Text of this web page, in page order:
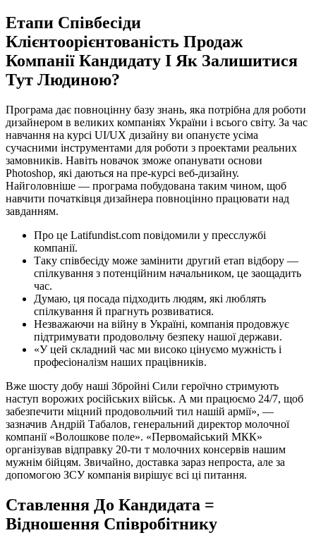
Етапи Співбесіди
Клієнтоорієнтованість Продаж
Компанії Кандидату І Як Залишитися
Тут Людиною?
Програма дає повноцінну базу знань, яка потрібна для роботи
дизайнером в великих компаніях України і всього світу. За час
навчання на курсі UI/UX дизайну ви опануєте усіма
сучасними інструментами для роботи з проектами реальних
замовників. Навіть новачок зможе опанувати основи
Photoshop, які даються на пре-курсі веб-дизайну.
Найголовніше — програма побудована таким чином, щоб
навчити початківця дизайнера повноцінно працювати над
завданням.
Про це Latifundist.com повідомили у пресслужбі
компанії.
Таку співбесіду може замінити другий етап відбору —
спілкування з потенційним начальником, це заощадить
час.
Думаю, ця посада підходить людям, які люблять
спілкування й прагнуть розвиватися.
Незважаючи на війну в Україні, компанія продовжує
підтримувати продовольчу безпеку нашої держави.
«У цей складний час ми високо цінуємо мужність і
професіоналізм наших працівників.
Вже шосту добу наші Збройні Сили героїчно стримують
наступ ворожих російських військ. А ми працюємо 24/7, щоб
забезпечити міцний продовольчий тил нашій армії», —
зазначив Андрій Табалов, генеральний директор молочної
компанії «Волошкове поле». «Первомайський МКК»
організував відправку 20-ти т молочних консервів нашим
мужнім бійцям. Звичайно, доставка зараз непроста, але за
допомогою ЗСУ компанія вирішує всі ці питання.
Ставлення До Кандидата =
Відношення Співробітнику